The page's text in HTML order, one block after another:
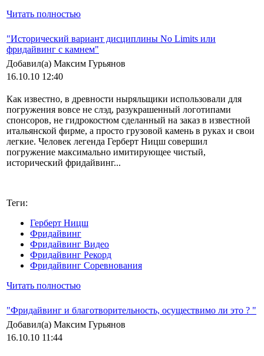
Читать полностью
"Исторический вариант дисциплины No Limits или
фридайвинг с камнем"
Добавил(а) Максим Гурьянов
16.10.10 12:40
Как известно, в древности ныряльщики использовали для
погружения вовсе не слэд, разукрашенный логотипами
спонсоров, не гидрокостюм сделанный на заказ в известной
итальянской фирме, а просто грузовой камень в руках и свои
легкие. Человек легенда Герберт Ницш совершил
погружение максимально имитирующее чистый,
исторический фридайвинг...
Теги:
Герберт Ницш
Фридайвинг
Фридайвинг Видео
Фридайвинг Рекорд
Фридайвинг Соревнования
Читать полностью
"Фридайвинг и благотворительность, осуществимо ли это ? "
Добавил(а) Максим Гурьянов
16.10.10 11:44